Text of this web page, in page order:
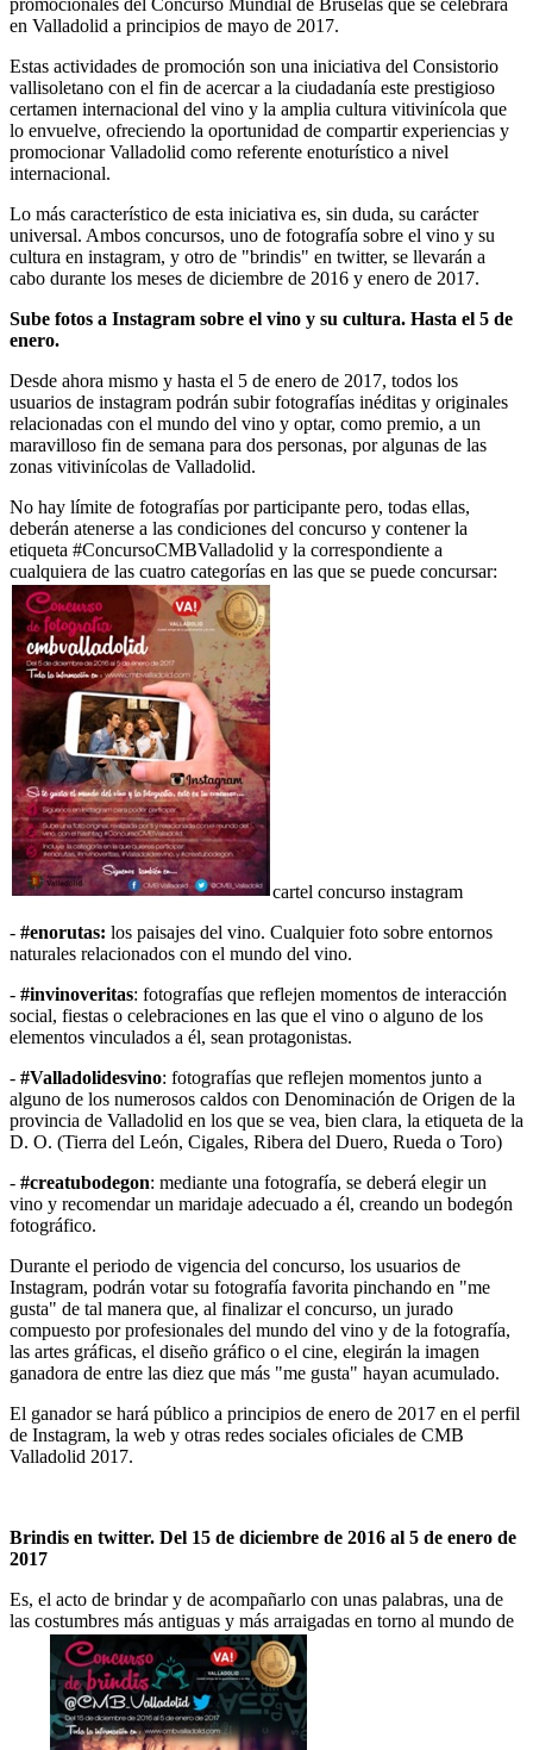
en Valladolid a principios de mayo de 2017.
Estas actividades de promoción son una iniciativa del Consistorio
vallisoletano con el fin de acercar a la ciudadanía este prestigioso
certamen internacional del vino y la amplia cultura vitivinícola que
lo envuelve, ofreciendo la oportunidad de compartir experiencias y
promocionar Valladolid como referente enoturístico a nivel
internacional.
Lo más característico de esta iniciativa es, sin duda, su carácter
universal. Ambos concursos, uno de fotografía sobre el vino y su
cultura en instagram, y otro de "brindis" en twitter, se llevarán a
cabo durante los meses de diciembre de 2016 y enero de 2017.
Sube fotos a Instagram sobre el vino y su cultura. Hasta el 5 de
enero.
Desde ahora mismo y hasta el 5 de enero de 2017, todos los
usuarios de instagram podrán subir fotografías inéditas y originales
relacionadas con el mundo del vino y optar, como premio, a un
maravilloso fin de semana para dos personas, por algunas de las
zonas vitivinícolas de Valladolid.
No hay límite de fotografías por participante pero, todas ellas,
deberán atenerse a las condiciones del concurso y contener la
etiqueta #ConcursoCMBValladolid y la correspondiente a
cualquiera de las cuatro categorías en las que se puede concursar:
cartel concurso instagram
- #enorutas: los paisajes del vino. Cualquier foto sobre entornos
naturales relacionados con el mundo del vino.
- #invinoveritas: fotografías que reflejen momentos de interacción
social, fiestas o celebraciones en las que el vino o alguno de los
elementos vinculados a él, sean protagonistas.
- #Valladolidesvino: fotografías que reflejen momentos junto a
alguno de los numerosos caldos con Denominación de Origen de la
provincia de Valladolid en los que se vea, bien clara, la etiqueta de la
D. O. (Tierra del León, Cigales, Ribera del Duero, Rueda o Toro)
- #creatubodegon: mediante una fotografía, se deberá elegir un
vino y recomendar un maridaje adecuado a él, creando un bodegón
fotográfico.
Durante el periodo de vigencia del concurso, los usuarios de
Instagram, podrán votar su fotografía favorita pinchando en "me
gusta" de tal manera que, al finalizar el concurso, un jurado
compuesto por profesionales del mundo del vino y de la fotografía,
las artes gráficas, el diseño gráfico o el cine, elegirán la imagen
ganadora de entre las diez que más "me gusta" hayan acumulado.
El ganador se hará público a principios de enero de 2017 en el perfil
de Instagram, la web y otras redes sociales oficiales de CMB
Valladolid 2017.
Brindis en twitter. Del 15 de diciembre de 2016 al 5 de enero de
2017
Es, el acto de brindar y de acompañarlo con unas palabras, una de
las costumbres más antiguas y más arraigadas en torno al mundo de